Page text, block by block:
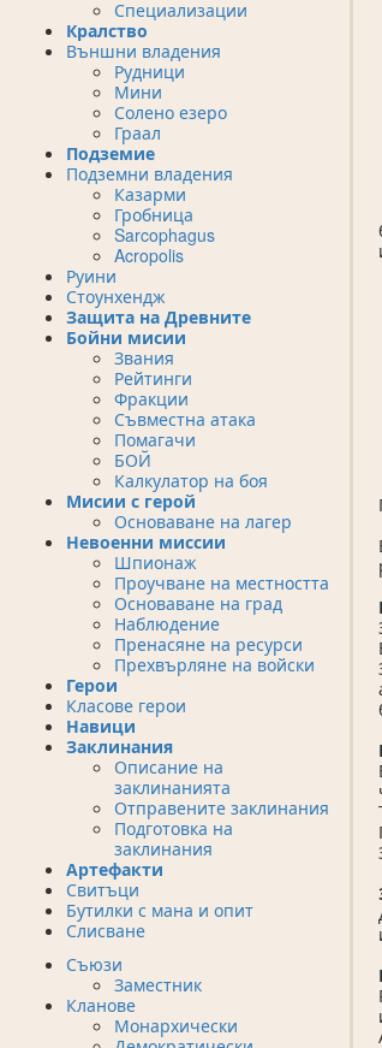
Специализации
Кралство
Външни владения
Рудници
Мини
Солено езеро
Граал
Подземие
Подземни владения
Казарми
Гробница
Sarcophagus
Acropolis
Руини
Стоунхендж
Защита на Древните
Бойни мисии
Звания
Рейтинги
Фракции
Съвместна атака
Помагачи
БОЙ
Калкулатор на боя
Мисии с герой
Основаване на лагер
Невоенни миссии
Шпионаж
Проучване на местността
Основаване на град
Наблюдение
Пренасяне на ресурси
Прехвърляне на войски
Герои
Класове герои
Навици
Заклинания
Описание на
заклинанията
Отправените заклинания
Подготовка на
заклинания
Артефакти
Свитъци
Бутилки с мана и опит
Слисване
Съюзи
Заместник
Кланове
Монархически